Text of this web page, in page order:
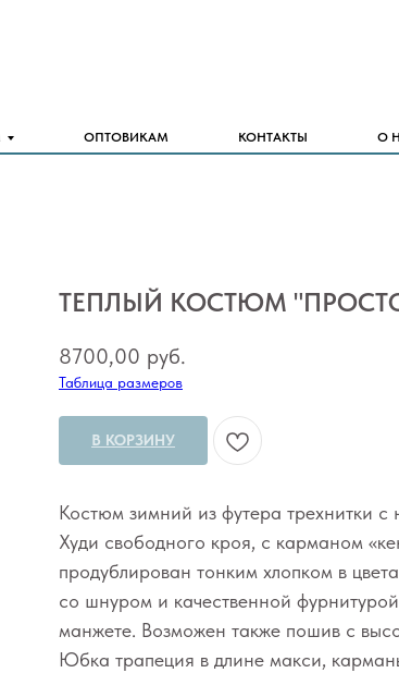
ОПТОВИКАМ КОНТАКТЫ О
ТЕПЛЫЙ КОСТЮМ
8700,00 руб.
Таблица размеров
В КОРЗИНУ
Костюм зимний из футера трехнитки
Худи свободного кроя, с карманом
продублирован тонким хлопком в
со шнуром и качественной
манжете. Возможен также пошив с
Юбка трапеция в длине макси,